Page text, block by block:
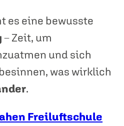
es eine bewusste
– Zeit, um
und sich
was wirklich
.
Freiluftschule